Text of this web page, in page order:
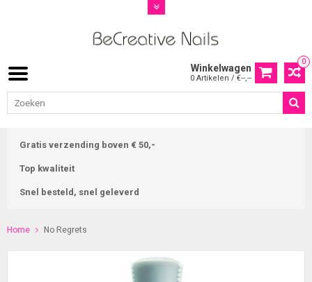
0
Winkelwagen
0 Artikelen / €--,--
Gratis verzending boven € 50,-
Top kwaliteit
Snel besteld, snel geleverd
Home No Regrets